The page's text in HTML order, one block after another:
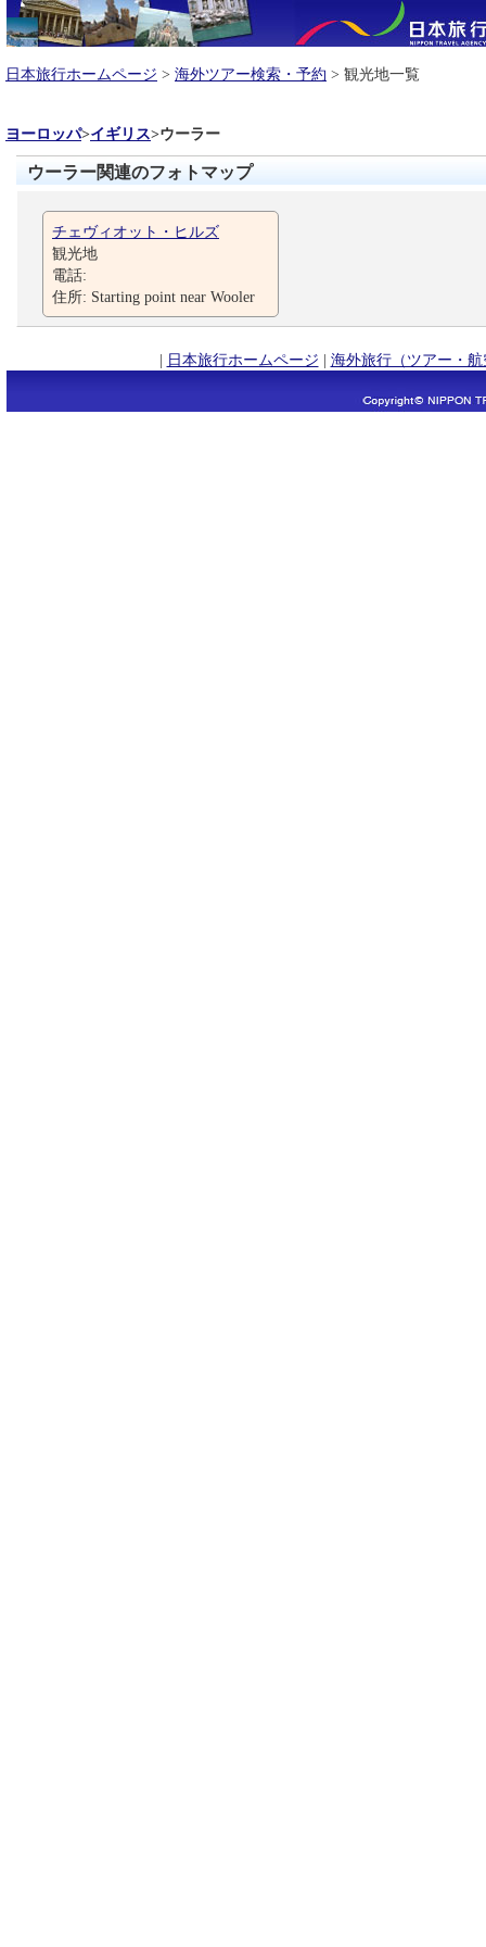
日本旅行ホームページ > 海外ツアー検索・予約 > 観光地一覧
ヨーロッパ>イギリス>ウーラー
ウーラー関連のフォトマップ
チェヴィオット・ヒルズ
観光地
電話:
住所: Starting point near Wooler
| 日本旅行ホームページ | 海外旅行（ツアー・航